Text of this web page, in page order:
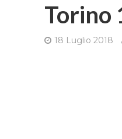
Torino
18 Luglio 2018